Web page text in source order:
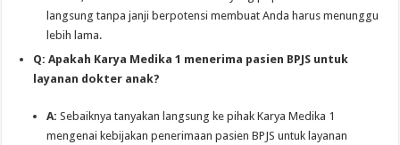
langsung tanpa janji berpotensi membuat Anda harus menunggu
lebih lama.
Q: Apakah Karya Medika 1 menerima pasien BPJS untuk
layanan dokter anak?
A: Sebaiknya tanyakan langsung ke pihak Karya Medika 1
mengenai kebijakan penerimaan pasien BPJS untuk layanan